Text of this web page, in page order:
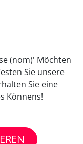
(nom)' Möchten
Sie unsere
Sie eine
Könnens!